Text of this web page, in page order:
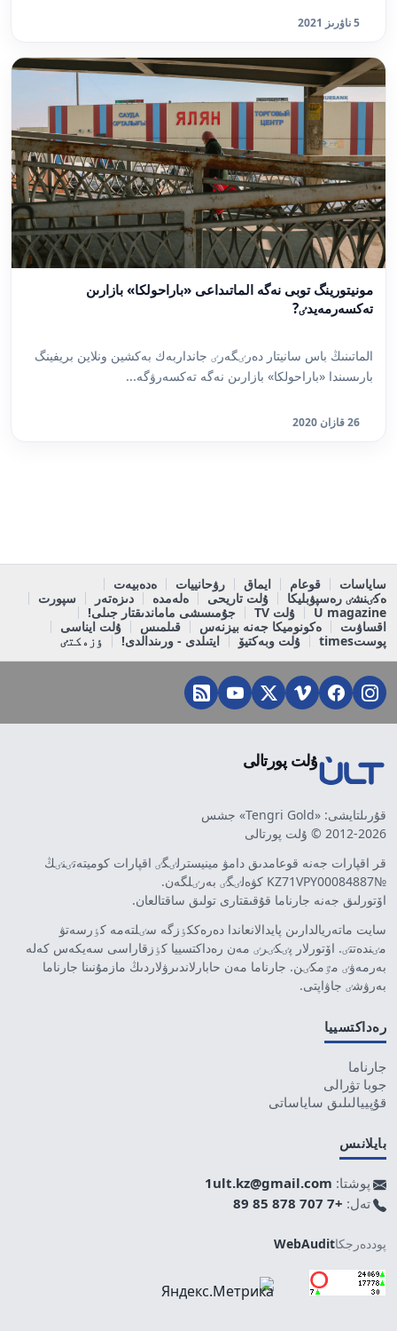
5 ناۋرىز 2021
مونيتورينگ توبى نەگە الماتىداعى «باراحولكا» بازارىن
تەكسەرمەيدٸ?
الماتىنىڭ باس سانيتار دەرٸگەرٸ جانداربەك بەكشين ونلاين بريفينگ
بارىسىندا «باراحولكا» بازارىن نەگە تەكسەرۋگە...
26 قازان 2020
ساياسات قوعام ايماق رۋحانييات
ەدەبيەت
ەكٸنشٸ رەسپۋبليكا
ۇلت تاريحى ەلەمدە دىزەتەر
سپورت
U magazine
ۇلت TV
جۇمىسشى ماماندىقتار جىلى!
اقساۋىت
ەكونوميكا جەنە بيزنەس قىلمىس
ۇلت ايناسى
پوستtimes
ۇلت وبەكتيۆ ايتىلدى - ورىندالدى! ٶزەكتٸ
ۇلت پورتالى
قۇرىلتايشى: «Tengri Gold» جشس
2012-2026 © ۇلت پورتالى
قر اقپارات جەنە قوعامدىق دامۋ مينيسترلٸگٸ اقپارات كوميتەتٸنٸڭ
№KZ71VPY00084887 كۋەلٸگٸ بەرٸلگەن.
اۆتورلىق جەنە جارناما قۇقىقتارى تولىق ساقتالعان.
سايت ماتەريالدارىن پايدالانعاندا دەرەككٶزگە سٸلتەمە كٶرسەتۋ
مٸندەتتٸ. اۆتورلار پٸكٸرٸ مەن رەداكتسييا كٶزقاراسى سەيكەس كەلە
بەرمەۋٸ مٷمكٸن. جارناما مەن حابارلاندىرۋلاردىڭ مازمۇنىنا جارناما
بەرۋشٸ جاۋاپتى.
رەداكتسييا
جارناما
جوبا تۋرالى
قۇپييالىلىق ساياساتى
بايلانىس
پوشتا: 1ult.kz@gmail.com
تەل: +7 707 878 85 89
پوددەرجكاWebAudit